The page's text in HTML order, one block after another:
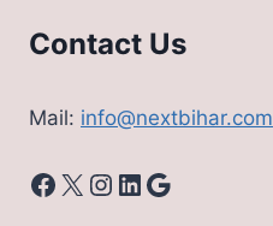
Contact Us
Mail: info@nextbihar.com
Facebook
X Instagram
LinkedIn
Google